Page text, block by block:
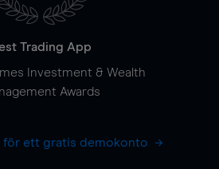
Trading App
Investment & Wealth
Awards
för ett gratis demokonto